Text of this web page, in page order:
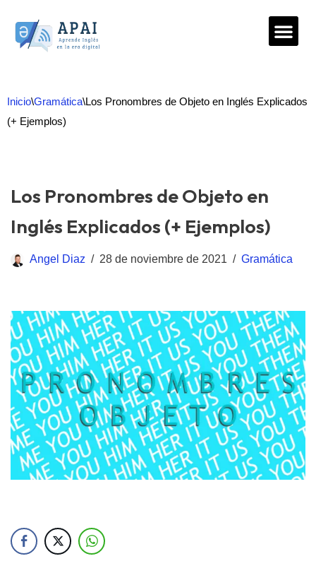
Saltar
Inicio\Gramática\Los Pronombres de Objeto en Inglés Explicados
(+ Ejemplos)
Los Pronombres de Objeto en
Inglés Explicados (+ Ejemplos)
Angel Diaz 28 de noviembre de 2021 Gramática